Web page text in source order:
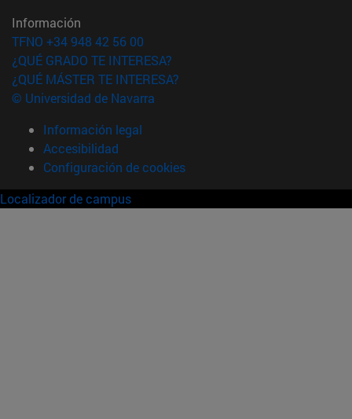
Información
TFNO +34 948 42 56 00
¿QUÉ GRADO TE INTERESA?
¿QUÉ MÁSTER TE INTERESA?
© Universidad de Navarra
Información legal
Accesibilidad
Configuración de cookies
Localizador de campus